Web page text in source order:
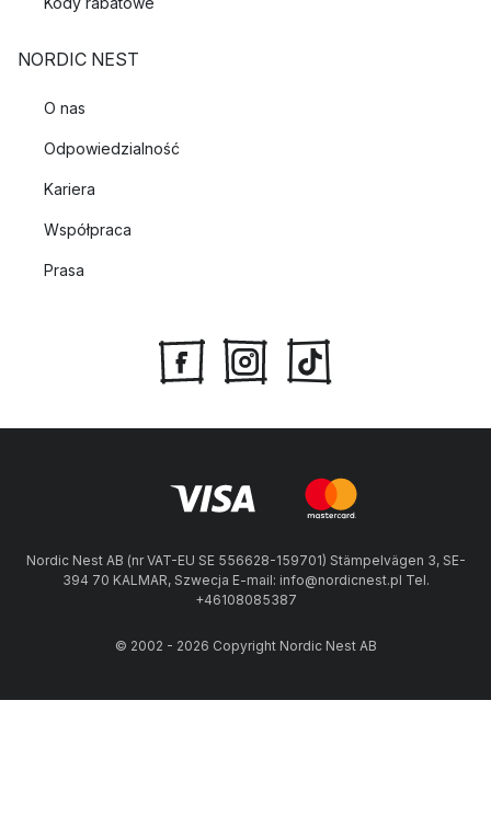
NORDIC NEST
O nas
Odpowiedzialność
Kariera
Współpraca
Prasa
Nordic Nest AB (nr VAT-EU SE 556628-159701) Stämpelvägen 3, SE-
394 70 KALMAR, Szwecja E-mail: info@nordicnest.pl Tel.
+46108085387
© 2002 - 2026 Copyright Nordic Nest AB